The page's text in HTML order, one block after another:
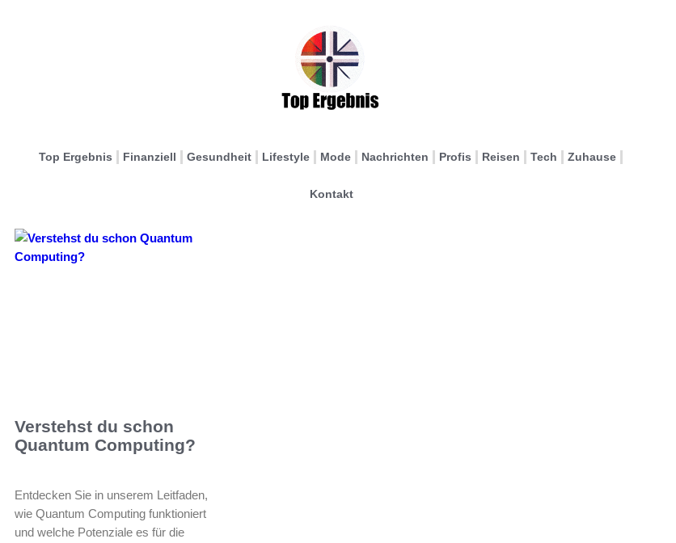
Top Ergebnis Finanziell Gesundheit Lifestyle Mode Nachrichten Profis Reisen Tech Zuhause
Kontakt
Verstehst du schon
Quantum Computing?
Entdecken Sie in unserem Leitfaden,
wie Quantum Computing funktioniert
und welche Potenziale es für die